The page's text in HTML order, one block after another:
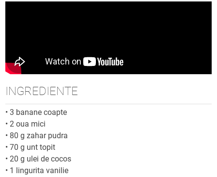
INGREDIENTE
•3 banane coapte
• 2 oua mici
• 80 g zahar pudra
•70 g unt topit
• 20 g ulei de cocos
• 1 lingurita vanilie